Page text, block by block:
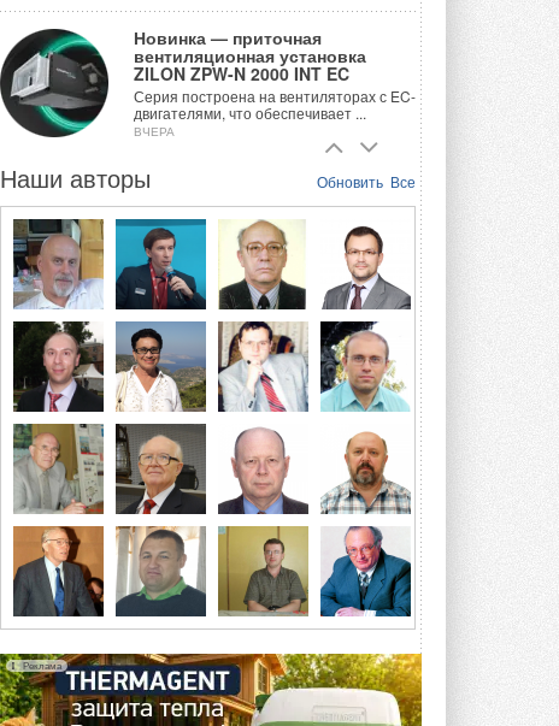
Новинка — приточная
вентиляционная установка
ZILON ZPW-N 2000 INT EC
Серия построена на вентиляторах с EC-
двигателями, что обеспечивает ...
ВЧЕРА
Учёные ЮУрГУ создали
объединяющую солнечную и
геотермальную энергию
Природосберегающие технологии ...
ВЧЕРА
Для Арктики создали
технологию защиты
ветрогенераторов от аварий
Разработка учитывает влияние
мерзлоты, обледенения и снеговых ...
ВЧЕРА
Гибридный тепловой насос PV/T
с одним общим испарителем
Исследователи предложили
конструкцию двухисточникового ...
5 АВГУСТА 2026
21-й ежегодный форум
«ЦОД-2026»
отеле Radisson Slavyanskaya. Форум
посетит более двух тысяч участников ...
5 АВГУСТА 2026
Обновить Все
Наши авторы
Реклама